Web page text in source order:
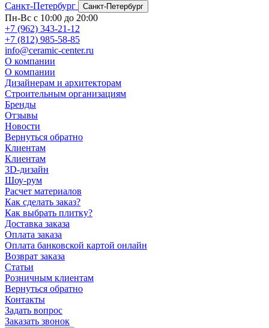
Санкт-Петербург
Санкт-Петербург
Пн-Вс с 10:00 до 20:00
+7 (962) 343-21-12
+7 (812) 985-58-85
info@ceramic-center.ru
О компании
О компании
Дизайнерам и архитекторам
Строительным организациям
Бренды
Отзывы
Новости
Вернуться обратно
Клиентам
Клиентам
3D-дизайн
Шоу-рум
Расчет материалов
Как сделать заказ?
Как выбрать плитку?
Доставка заказа
Оплата заказа
Оплата банковской картой онлайн
Возврат заказа
Статьи
Розничным клиентам
Вернуться обратно
Контакты
Задать вопрос
Заказать звонок